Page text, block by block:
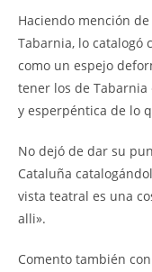
Haciendo mención
Tabarnia, lo catalogó
como un espejo
tener los de
y esperpéntica de lo
No dejó de dar su
Cataluña
vista teatral es una
alli».
Comento también